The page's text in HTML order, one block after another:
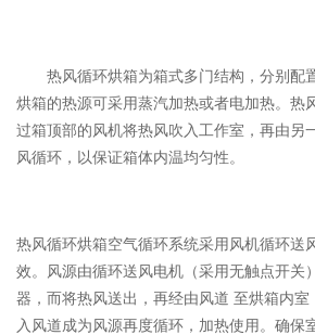
热风循环烘箱为箱式多门结构，分别配
烘箱的热源可采用蒸汽加热或者电加热。热
过箱顶部的风机将热风吹入工作室，再由另
风循环，以保证箱体内温均匀性。
热风循环烘箱空气循环系统采用风机循环送
效。风源由循环送风电机（采用无触点开关
器，而将热风送出，再经由风道 至烘箱内室
入风道成为风源再度循环，加热使用。确保